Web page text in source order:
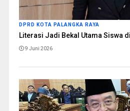
DPRD KOTA PALANGKA RAYA
Literasi Jadi Bekal Utama Siswa
9 Juni 2026